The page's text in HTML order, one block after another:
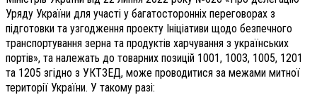
Уряду України для участі у багатосторонніх переговорах з
підготовки та узгодження проекту Ініціативи щодо безпечного
транспортування зерна та продуктів харчування з українських
портів», та належать до товарних позицій 1001, 1003, 1005, 1201
та 1205 згідно з УКТЗЕД, може проводитися за межами митної
території України. У такому разі: